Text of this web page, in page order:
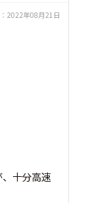
2022年08月21日
十分高速